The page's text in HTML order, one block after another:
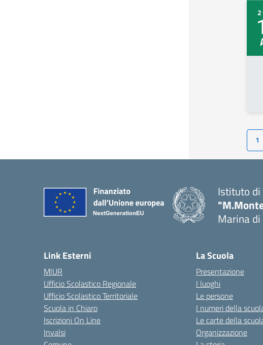
1
Istituto di
Marina di
Link Esterni
MIUR
Ufficio Scolastico Regionale
Ufficio Scolastico Territoriale
Scuola in Chiaro
Iscrizioni On Line
Invalsi
La Scuola
Presentazione
I luoghi
Le persone
I numeri della
Le carte della
Organizzazione